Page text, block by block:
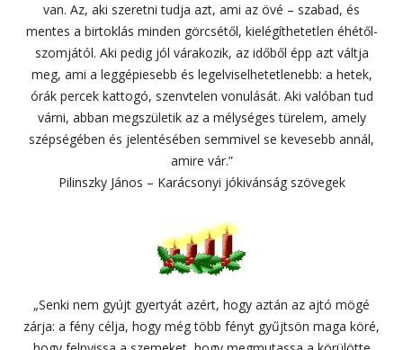
van. Az, aki szeretni tudja azt, ami az övé – szabad, és
mentes a birtoklás minden görcsétől, kielégíthetetlen éhétől-
szomjától. Aki pedig jól várakozik, az időből épp azt váltja
meg, ami a leggépiesebb és legelviselhetetlenebb: a hetek,
órák percek kattogó, szenvtelen vonulását. Aki valóban tud
várni, abban megszületik az a mélységes türelem, amely
szépségében és jelentésében semmivel se kevesebb annál,
amire vár.”
Pilinszky János – Karácsonyi jókivánság szövegek
„Senki nem gyújt gyertyát azért, hogy aztán az ajtó mögé
zárja: a fény célja, hogy még több fényt gyűjtsön maga köré,